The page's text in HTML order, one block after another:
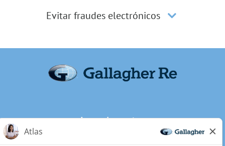
Evitar fraudes electrónicos
Acerca de nosotros
Privacidad de los candidatos